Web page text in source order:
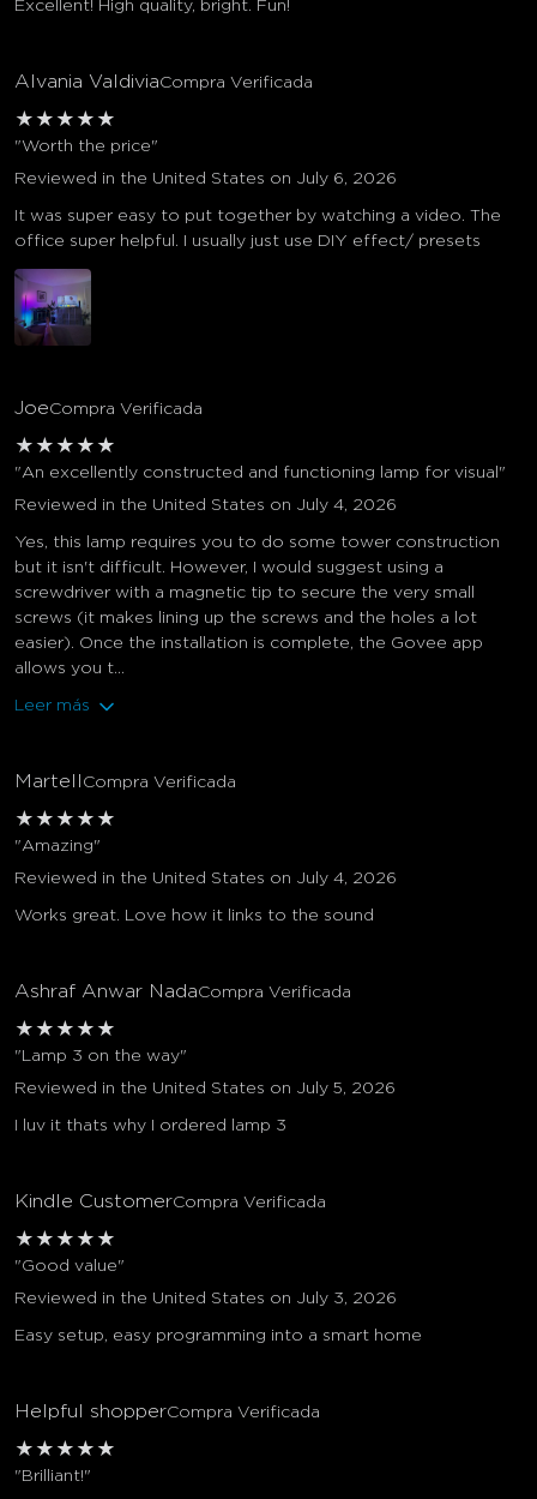
Excellent! High quality, bright. Fun!
Alvania ValdiviaCompra Verificada
★ ★ ★ ★ ★
"Worth the price"
Reviewed in the United States on July 6, 2026
It was super easy to put together by watching a video. The
office super helpful. I usually just use DIY effect/ presets
JoeCompra Verificada
★ ★ ★ ★ ★
"An excellently constructed and functioning lamp for visual"
Reviewed in the United States on July 4, 2026
Yes, this lamp requires you to do some tower construction
but it isn't difficult. However, I would suggest using a
screwdriver with a magnetic tip to secure the very small
screws (it makes lining up the screws and the holes a lot
easier). Once the installation is complete, the Govee app
allows you t...
Leer más
Martell Compra Verificada
★ ★ ★ ★ ★
"Amazing"
Reviewed in the United States on July 4, 2026
Works great. Love how it links to the sound
Ashraf Anwar NadaCompra Verificada
★ ★ ★ ★ ★
"Lamp 3 on the way"
Reviewed in the United States on July 5, 2026
I luv it thats why I ordered lamp 3
Kindle CustomerCompra Verificada
★ ★ ★ ★ ★
"Good value"
Reviewed in the United States on July 3, 2026
Easy setup, easy programming into a smart home
Helpful shopperCompra Verificada
★ ★ ★ ★ ★
"Brilliant!"